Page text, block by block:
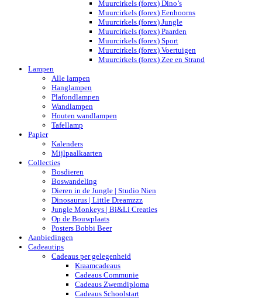
Muurcirkels (forex) Dino’s
Muurcirkels (forex) Eenhoorns
Muurcirkels (forex) Jungle
Muurcirkels (forex) Paarden
Muurcirkels (forex) Sport
Muurcirkels (forex) Voertuigen
Muurcirkels (forex) Zee en Strand
Lampen
Alle lampen
Hanglampen
Plafondlampen
Wandlampen
Houten wandlampen
Tafellamp
Papier
Kalenders
Mijlpaalkaarten
Collecties
Bosdieren
Boswandeling
Dieren in de Jungle | Studio Nien
Dinosaurus | Little Dreamzzz
Jungle Monkeys | Bi&Li Creaties
Op de Bouwplaats
Posters Bobbi Beer
Aanbiedingen
Cadeautips
Cadeaus per gelegenheid
Kraamcadeaus
Cadeaus Communie
Cadeaus Zwemdiploma
Cadeaus Schoolstart